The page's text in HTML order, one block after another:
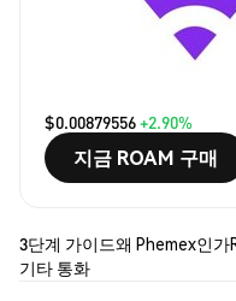
$0.00879556+2.90%
지금 ROAM 구매
3단계 가이드왜 Phemex인가
기타 통화